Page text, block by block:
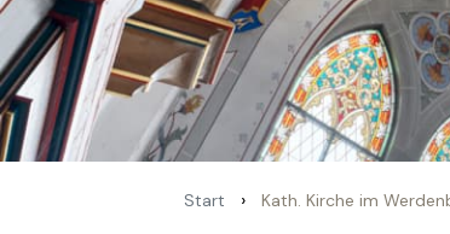
Start › Kath. Kirche im